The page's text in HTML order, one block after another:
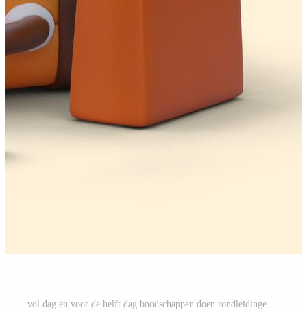
vol dag en voor de helft dag boodschappen doen rondleidingen. winkels bekend enkel en alleen naar lokale bevolking Pro Vector